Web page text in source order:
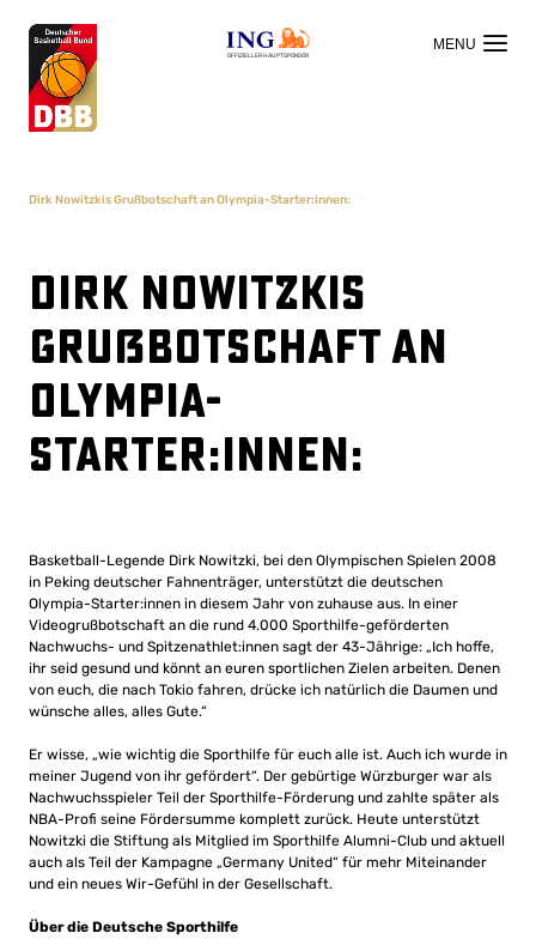
OFFIZIELLER HAUPTSPONSOR
Dirk Nowitzkis Grußbotschaft an Olympia-Starter:innen:
Dirk Nowitzkis
Grußbotschaft an
Olympia-
Starter:innen:
Basketball-Legende Dirk Nowitzki, bei den Olympischen Spielen 2008
in Peking deutscher Fahnenträger, unterstützt die deutschen
Olympia-Starter:innen in diesem Jahr von zuhause aus. In einer
Videogrußbotschaft an die rund 4.000 Sporthilfe-geförderten
Nachwuchs- und Spitzenathlet:innen sagt der 43-Jährige: „Ich hoffe,
ihr seid gesund und könnt an euren sportlichen Zielen arbeiten. Denen
von euch, die nach Tokio fahren, drücke ich natürlich die Daumen und
wünsche alles, alles Gute.“
Er wisse, „wie wichtig die Sporthilfe für euch alle ist. Auch ich wurde in
meiner Jugend von ihr gefördert“. Der gebürtige Würzburger war als
Nachwuchsspieler Teil der Sporthilfe-Förderung und zahlte später als
NBA-Profi seine Fördersumme komplett zurück. Heute unterstützt
Nowitzki die Stiftung als Mitglied im Sporthilfe Alumni-Club und aktuell
auch als Teil der Kampagne „Germany United“ für mehr Miteinander
und ein neues Wir-Gefühl in der Gesellschaft.
Über die Deutsche Sporthilfe